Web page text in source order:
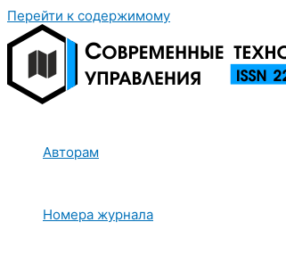
Перейти к содержимому
Авторам
Номера журнала